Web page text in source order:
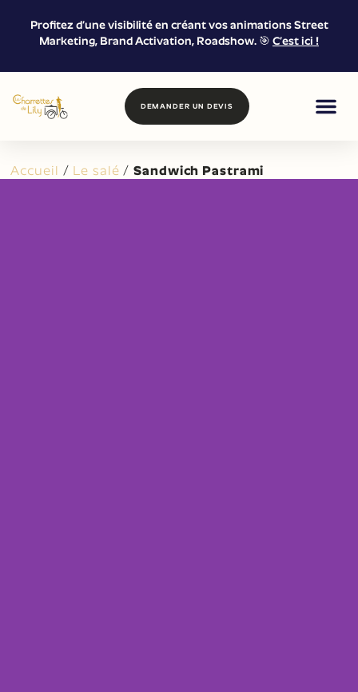
Profitez d’une visibilité en créant vos animations Street
Marketing, Brand Activation, Roadshow. 🎯 C’est ici !
DEMANDER UN DEVIS
Accueil / Le salé /Sandwich Pastrami